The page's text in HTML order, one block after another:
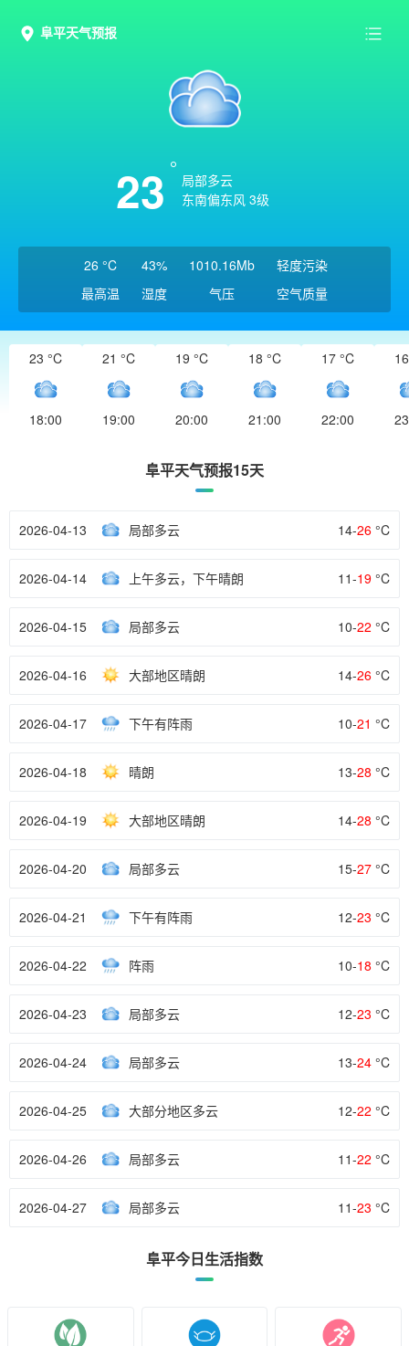
阜平天气预报
23
局部多云
东南偏东风 3级
26 °C
最高温
43%
湿度
1010.16Mb
气压
轻度污染
空气质量
23 °C
18:00
21 °C
19:00
19 °C
20:00
18 °C
21:00
17 °C
22:00
阜平天气预报15天
2026-04-13 局部多云 14-26 °C
2026-04-14 上午多云，下午晴朗 11-19 °C
2026-04-15 局部多云 10-22 °C
2026-04-16 大部地区晴朗 14-26 °C
2026-04-17 下午有阵雨 10-21 °C
2026-04-18 晴朗 13-28 °C
2026-04-19 大部地区晴朗 14-28 °C
2026-04-20 局部多云 15-27 °C
2026-04-21 下午有阵雨 12-23 °C
2026-04-22 阵雨 10-18 °C
2026-04-23 局部多云 12-23 °C
2026-04-24 局部多云 13-24 °C
2026-04-25 大部分地区多云 12-22 °C
2026-04-26 局部多云 11-22 °C
2026-04-27 局部多云 11-23 °C
阜平今日生活指数